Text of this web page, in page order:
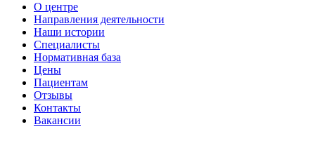
О центре
Направления деятельности
Наши истории
Специалисты
Нормативная база
Цены
Пациентам
Отзывы
Контакты
Вакансии